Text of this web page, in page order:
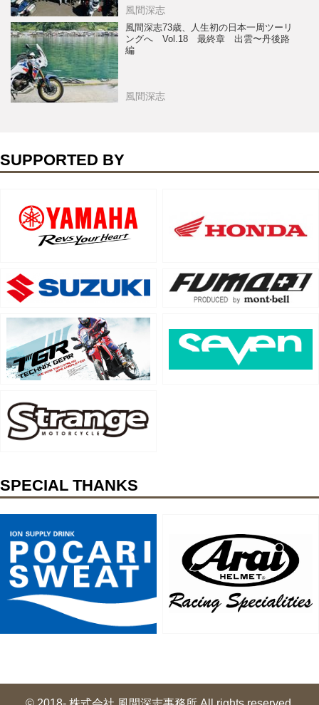
風間深志
風間深志73歳、人生初の日本一周ツーリ
ングへ Vol.18 最終章 出雲〜丹後路
編
風間深志
SUPPORTED BY
SPECIAL THANKS